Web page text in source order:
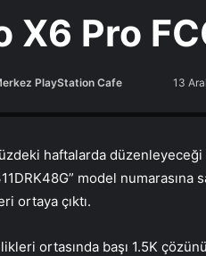
X6 Pro
PlayStation Cafe
e
13
haftalarda
model
ortaya çıktı.
ortasında başı 1.5K